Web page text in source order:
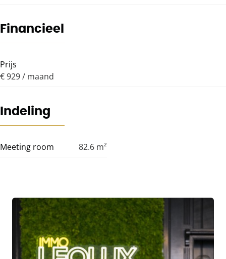
Financieel
Prijs
€ 929 / maand
Indeling
Meeting room 82.6 m²